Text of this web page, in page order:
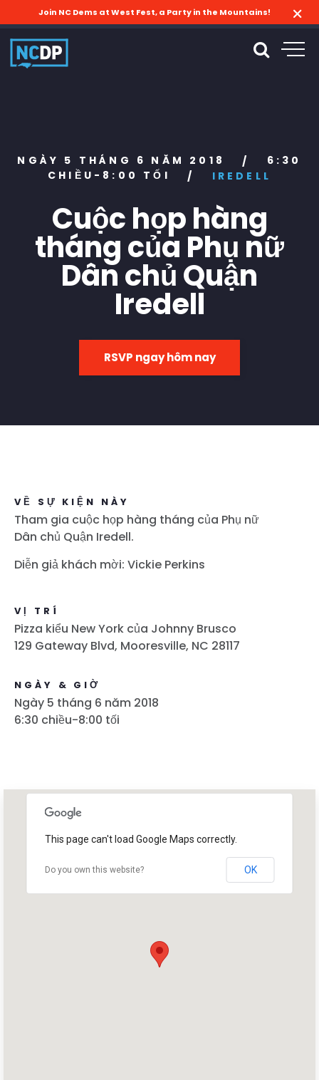
Join NC Dems at West Fest, a Party in the Mountains!
NGÀY 5 THÁNG 6 NĂM 2018 /
6:30
CHIỀU-8:00 TỐI
/ IREDELL
Cuộc họp hàng
tháng của Phụ nữ
Dân chủ Quận
Iredell
RSVP ngay hôm nay
VỀ SỰ KIỆN NÀY
Tham gia cuộc họp hàng tháng của Phụ nữ
Dân chủ Quận Iredell.
Diễn giả khách mời: Vickie Perkins
VỊ TRÍ
Pizza kiểu New York của Johnny Brusco
129 Gateway Blvd, Mooresville, NC 28117
NGÀY & GIỜ
Ngày 5 tháng 6 năm 2018
6:30 chiều-8:00 tối
This page can't load Google Maps correctly.
Do you own this website? OK